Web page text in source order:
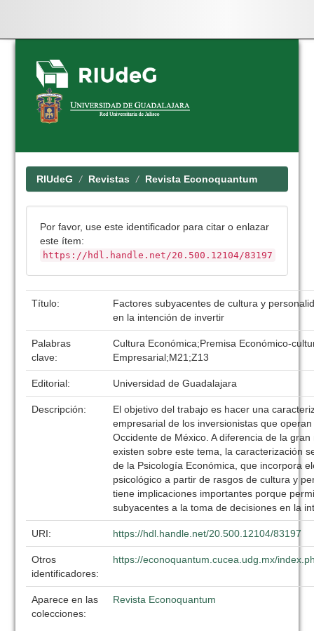
Skip
navigation
RIUdeG Revistas Revista Econoquantum
Por favor, use este identificador para citar o enlazar
este ítem:
https://hdl.handle.net/20.500.12104/83197
Título:
Factores subyacentes de cultura y
en la intención de invertir
Palabras
clave:
Cultura Económica;Premisa Económico-
Empresarial;M21;Z13
Editorial: Universidad de Guadalajara
Descripción:
El objetivo del trabajo es hacer una
empresarial de los inversionistas que
Occidente de México. A diferencia de la
existen sobre este tema, la caracterización
de la Psicología Económica, que incorpora
psicológico a partir de rasgos de cultura y
tiene implicaciones importantes porque
subyacentes a la toma de decisiones en la
URI: https://hdl.handle.net/20.500.12104/83197
Otros
identificadores:
https://econoquantum.cucea.udg.mx/
Aparece en las
colecciones:
Revista Econoquantum